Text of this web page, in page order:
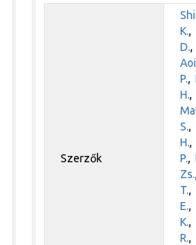
Szerzők
K.,
D.
P.,
H.
S.,
H.
P.,
Zs.
T.,
E.,
K.,
R.,